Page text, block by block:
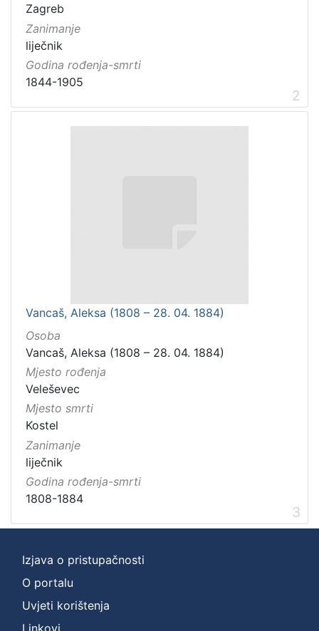
Zagreb
Zanimanje
liječnik
Godina rođenja-smrti
1844-1905
2
Vancaš, Aleksa (1808 – 28. 04. 1884)
Osoba
Vancaš, Aleksa (1808 – 28. 04. 1884)
Mjesto rođenja
Veleševec
Mjesto smrti
Kostel
Zanimanje
liječnik
Godina rođenja-smrti
1808-1884
3
Izjava o pristupačnosti
O portalu
Uvjeti korištenja
Linkovi